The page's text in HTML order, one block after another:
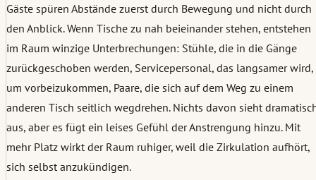
Gäste spüren Abstände zuerst durch Bewegung und nicht durch
den Anblick. Wenn Tische zu nah beieinander stehen, entstehen
im Raum winzige Unterbrechungen: Stühle, die in die Gänge
zurückgeschoben werden, Servicepersonal, das langsamer wird,
um vorbeizukommen, Paare, die sich auf dem Weg zu einem
anderen Tisch seitlich wegdrehen. Nichts davon sieht
aus, aber es fügt ein leises Gefühl der Anstrengung hinzu. Mit
mehr Platz wirkt der Raum ruhiger, weil die Zirkulation aufhört,
sich selbst anzukündigen.